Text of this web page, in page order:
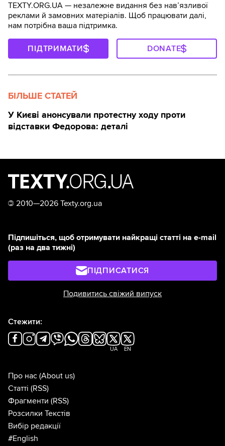
TEXTY.ORG.UA — незалежне видання без навʼязливої
реклами й замовних матеріалів. Щоб працювати далі,
нам потрібна ваша підтримка.
ПІДТРИМАТИ DONATE
БІЛЬШЕ СТАТЕЙ
У Києві анонсували протестну ходу проти
відставки Федорова: деталі
© 2010—2026 Texty.org.ua
Підпишіться, щоб отримувати найкращі статті на e-mail
(раз на два тижні)
ПІДПИСАТИСЯ
Подивитись свіжий випуск
Стежити:
UA EN
Про нас (About us)
Статті (RSS)
Фрагменти (RSS)
Розсилки Текстів
Вибір редакції
#English